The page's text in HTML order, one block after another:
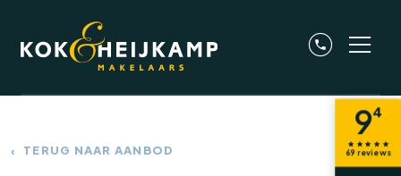
94
69reviews
TERUG NAAR AANBOD